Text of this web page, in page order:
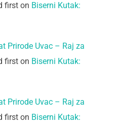
first on Biserni Kutak:
Prirode Uvac – Raj za
first on Biserni Kutak:
Prirode Uvac – Raj za
first on Biserni Kutak: